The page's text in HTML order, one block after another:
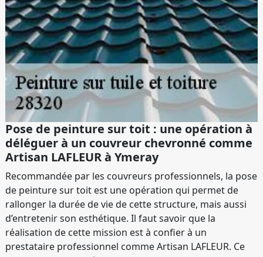
Pose de peinture sur toit : une opération à
déléguer à un couvreur chevronné comme
Artisan LAFLEUR à Ymeray
Recommandée par les couvreurs professionnels, la pose
de peinture sur toit est une opération qui permet de
rallonger la durée de vie de cette structure, mais aussi
d’entretenir son esthétique. Il faut savoir que la
réalisation de cette mission est à confier à un
prestataire professionnel comme Artisan LAFLEUR. Ce